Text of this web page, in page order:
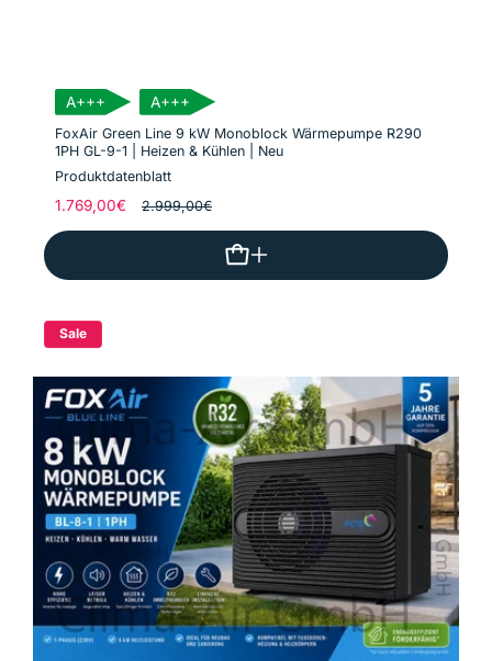
A+++ A+++
FoxAir Green Line 9 kW Monoblock Wärmepumpe R290
1PH GL-9-1 | Heizen & Kühlen | Neu
Produktdatenblatt
Normaler
1.769,00€ Verkaufspreis
2.999,00€
Sale